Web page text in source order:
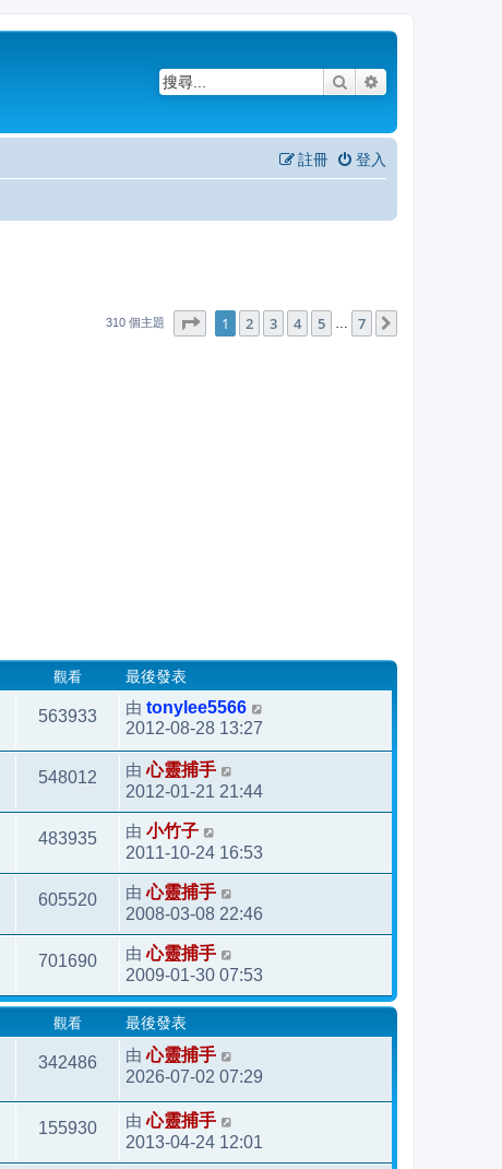
搜尋
登入
註冊
310 個主題 1 頁 (共 頁)
1 2 3 4 5 … 7
觀看 最後發表
563933 由 tonylee5566
2012-08-28 13:27
548012 由心靈捕手
2012-01-21 21:44
483935 由 小竹子
2011-10-24 16:53
605520 由心靈捕手
2008-03-08 22:46
701690 由心靈捕手
2009-01-30 07:53
觀看 最後發表
342486 由心靈捕手
2026-07-02 07:29
155930 由心靈捕手
2013-04-24 12:01